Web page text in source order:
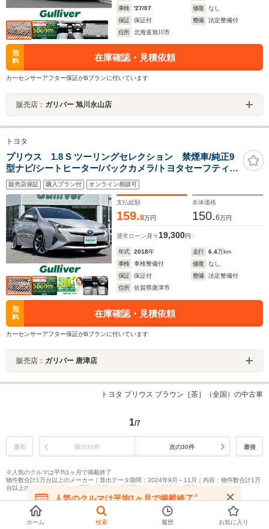
車検
'27/07 修復
なし
保証
保証付 整備
法定整備付
住所
北海道旭川市
無
料
在庫確認・見積依頼
カーセンサーアフター保証がBプランに付いています
販売店： ガリバー 旭川永山店
トヨタ
プリウス 1.8 S ツーリングセレクション 禁煙車/純正9
型ナビ/シートヒーター/バックカメラ/トヨタセーフティセ
ンス/ETC/追従クルーズコントロール/オートマチックハイ
ビーム/ドライブレコーダー/合皮シート/レーンキープアシ
スト/LED
販売店保証 購入プラン付 オンライン相談可
支払総額
159.8万円
本体価格
150.6万円
通常ローン 月々19,300円
年式 2018年 走行 6.4万km
車検
車検整備付 修復
なし
保証
保証付 整備
法定整備付
住所
佐賀県唐津市
無
料
在庫確認・見積依頼
カーセンサーアフター保証がBプランに付いています
販売店： ガリバー 唐津店
トヨタ プリウス ブラウン［茶］（全国）の中古車
1/7
最初 前の30件 次の30件 最後
※人気のクルマは平均1ヶ月で掲載終了
物件数合計1万台以上のメーカー｜算出データ期間：2024年9月～11月｜内容：物件数合計1万
台以上のメーカーのうち、掲載が終了した物件数が1,000台以上の場合
人気のクルマは平均1ヶ月で掲載終了※
在庫が無くなる前にお問い合わせください
ホーム 検索 履歴 お気に入り